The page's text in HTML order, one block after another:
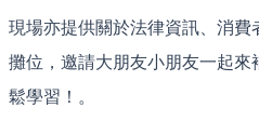
現場亦提供關於法律資訊、消
攤位，邀請大朋友小朋友一起
鬆學習！。